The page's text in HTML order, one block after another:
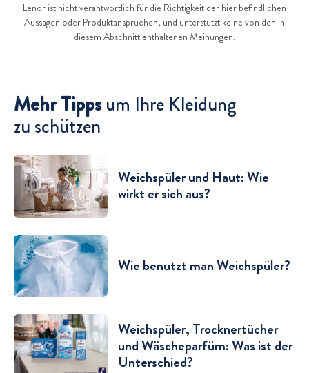
Lenor ist nicht verantwortlich für die Richtigkeit der hier befindlichen
Aussagen oder Produktansprüchen, und unterstützt keine von den in
diesem Abschnitt enthaltenen Meinungen.
Verwandte Artikel
Mehr Tippsum Ihre Kleidung
zu schützen
Weichspüler und Haut: Wie
wirkt er sich aus?
Wie benutzt man Weichspüler?
Weichspüler, Trocknertücher
und Wäscheparfüm: Was ist der
Unterschied?